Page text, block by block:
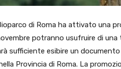
di Roma ha attivato una
potranno usufruire di
sufficiente esibire un
Provincia di Roma. La